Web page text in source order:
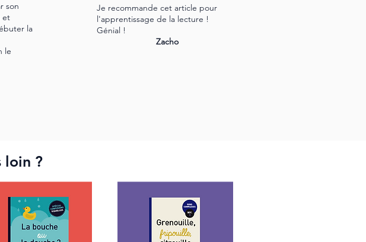
son
et
la
le
Je recommande cet article pour
l'apprentissage de la lecture !
Génial !
Zacho
loin ?